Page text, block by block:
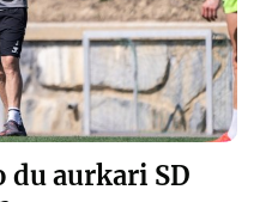
du aurkari SD